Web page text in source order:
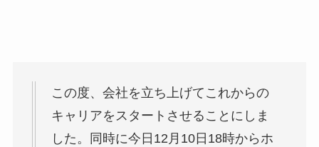
この度、会社を立ち上げてこれからの
キャリアをスタートさせることにしま
した。同時に今日12月10日18時からホ